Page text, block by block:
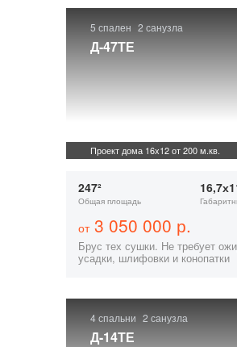
5 спален 2 санузла
Д-47ТЕ
Проект дома 16х12 от 200 м.кв.
247²
Общая площадь
от3 050 000 р.
Брус тех сушки. Не требует
усадки, шлифовки и конопатки
4 спальни 2 санузла
Д-14ТЕ